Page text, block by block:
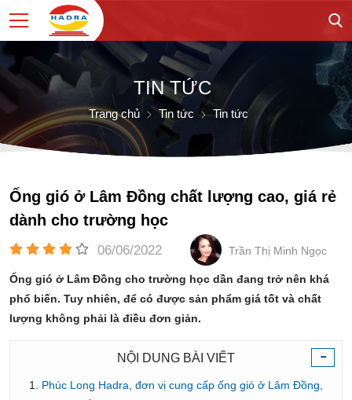
TIN TỨC
Trang chủ Tin tức Tin tức
Ống gió ở Lâm Đồng chất lượng cao, giá rẻ
dành cho trường học
06/06/2022 Trần Thị Minh Ngọc
Ống gió ở Lâm Đồng cho trường học dần đang trở nên khá
phổ biến. Tuy nhiên, để có được sản phẩm giá tốt và chất
lượng không phải là điều đơn giản.
-
NỘI DUNG BÀI VIẾT
Phúc Long Hadra, đơn vị cung cấp ống gió ở Lâm Đồng,